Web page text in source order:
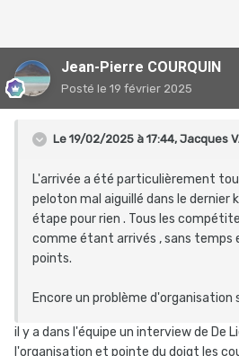
Jean-Pierre COURQUIN
Posté le 19 février 2025
Le 19/02/2025 à 17:44, Jacques
L'arrivée a été particulièrement
peloton mal aiguillé dans le dernier
étape pour rien . Tous les
comme étant arrivés , sans temps
points.
Encore un problème
il y a dans l'équipe un interview de De
l'organisation et pointe du doigt les